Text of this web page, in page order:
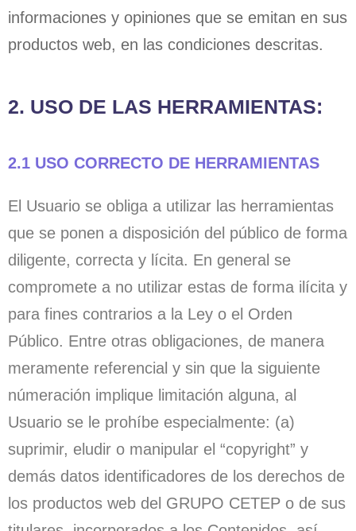
informaciones y opiniones que se emitan en sus
productos web, en las condiciones descritas.
2. USO DE LAS HERRAMIENTAS:
2.1 USO CORRECTO DE HERRAMIENTAS
El Usuario se obliga a utilizar las herramientas
que se ponen a disposición del público de forma
diligente, correcta y lícita. En general se
compromete a no utilizar estas de forma ilícita y
para fines contrarios a la Ley o el Orden
Público. Entre otras obligaciones, de manera
meramente referencial y sin que la siguiente
númeración implique limitación alguna, al
Usuario se le prohíbe especialmente: (a)
suprimir, eludir o manipular el “copyright” y
demás datos identificadores de los derechos de
los productos web del GRUPO CETEP o de sus